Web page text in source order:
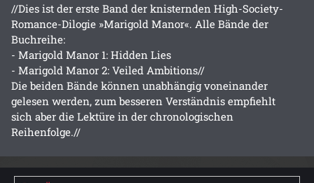
//Dies ist der erste Band der knisternden High-Society-
Romance-Dilogie »Marigold Manor«. Alle Bände der
Buchreihe:
- Marigold Manor 1: Hidden Lies
- Marigold Manor 2: Veiled Ambitions//
Die beiden Bände können unabhängig voneinander
gelesen werden, zum besseren Verständnis empfiehlt
sich aber die Lektüre in der chronologischen
Reihenfolge.//